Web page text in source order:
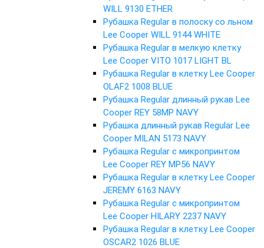
WILL 9130 ETHER
Рубашка Regular в полоску со льном
Lee Cooper WILL 9144 WHITE
Рубашка Regular в мелкую клетку
Lee Cooper VITO 1017 LIGHT BL
Рубашка Regular в клетку Lee Cooper
OLAF2 1008 BLUE
Рубашка Regular длинный рукав Lee
Cooper REY 58MP NAVY
Рубашка длинный рукав Regular Lee
Cooper MILAN 5173 NAVY
Рубашка Regular с микропринтом
Lee Cooper REY MP56 NAVY
Рубашка Regular в клетку Lee Cooper
JEREMY 6163 NAVY
Рубашка Regular с микропринтом
Lee Cooper HILARY 2237 NAVY
Рубашка Regular в клетку Lee Cooper
OSCAR2 1026 BLUE